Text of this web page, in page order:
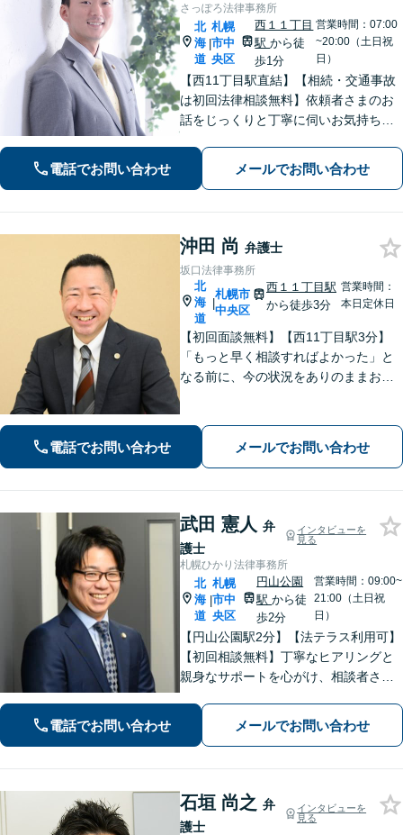
さっぽろ法律事務所
北
海
道
|
札幌
市中
央区
西１１丁目
駅から徒
歩1分
営業時間：07:00
~20:00（土日祝
日）
【西11丁目駅直結】【相続・交通事故
は初回法律相談無料】依頼者さまのお
話をじっくりと丁寧に伺いお気持ちに
えていきます。弁護士に相談するだけ
でも解決の道筋が見えて気持ちが楽に
電話でお問い合わせ メールでお問い合わせ
沖田 尚 弁護士
坂口法律事務所
北
海
道
|
札幌市
中央区
西１１丁目駅
から徒歩3分
営業時間：
本日定休日
【初回面談無料】【西11丁目駅3分】
「もっと早く相談すればよかった」と
なる前に、今の状況をありのままお聞
くことができます。【電話・メール・
WEB相談可】
電話でお問い合わせ メールでお問い合わせ
武田 憲人 弁
護士
インタビューを
見る
札幌ひかり法律事務所
北
海
道
|
札幌
市中
央区
円山公園
駅から徒
歩2分
営業時間：09:00~
21:00（土日祝
日）
【円山公園駅2分】【法テラス利用可】
【初回相談無料】丁寧なヒアリングと
親身なサポートを心がけ、相談者さま
す。離婚や労働、相続など幅広い分野
に対応しておりますので、ぜひご相談
電話でお問い合わせ メールでお問い合わせ
石垣 尚之 弁
護士
インタビューを
見る